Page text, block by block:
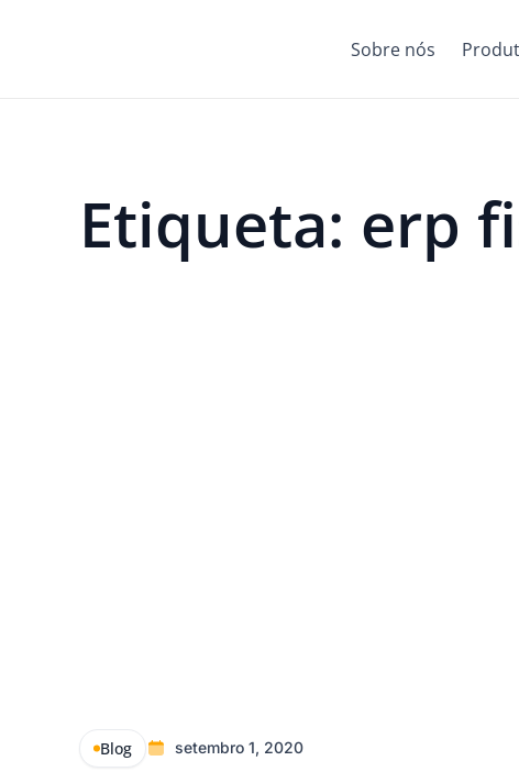
Sobre nós
Etiqueta: erp
Blog setembro 1, 2020